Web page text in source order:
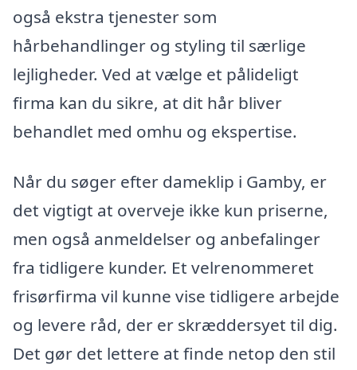
også ekstra tjenester som
hårbehandlinger og styling til særlige
lejligheder. Ved at vælge et pålideligt
firma kan du sikre, at dit hår bliver
behandlet med omhu og ekspertise.
Når du søger efter dameklip i Gamby, er
det vigtigt at overveje ikke kun priserne,
men også anmeldelser og anbefalinger
fra tidligere kunder. Et velrenommeret
frisørfirma vil kunne vise tidligere arbejde
og levere råd, der er skræddersyet til dig.
Det gør det lettere at finde netop den stil